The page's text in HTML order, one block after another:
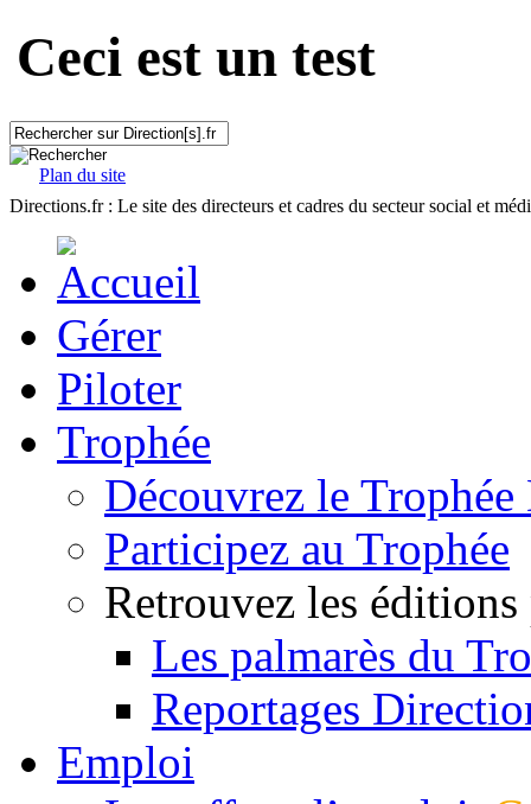
Ceci est un test
Plan du site
Directions.fr : Le site des directeurs et cadres du secteur social et
Gérer
Piloter
Trophée
Découvrez le
Participez au Trophée
Retrouvez les éditions
Les palmarès du
Reportages
Emploi